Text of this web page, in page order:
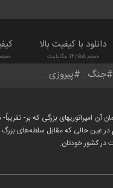
دانلود با کیفیت بالا
حجم 14/55 مگابایت حجم 8/13 مگابایت
جنگ پیروزی
امپراتوریهای بزرگی که بر-
در عین حالی که مقابل سلطه‌های
در کشور خودتان.